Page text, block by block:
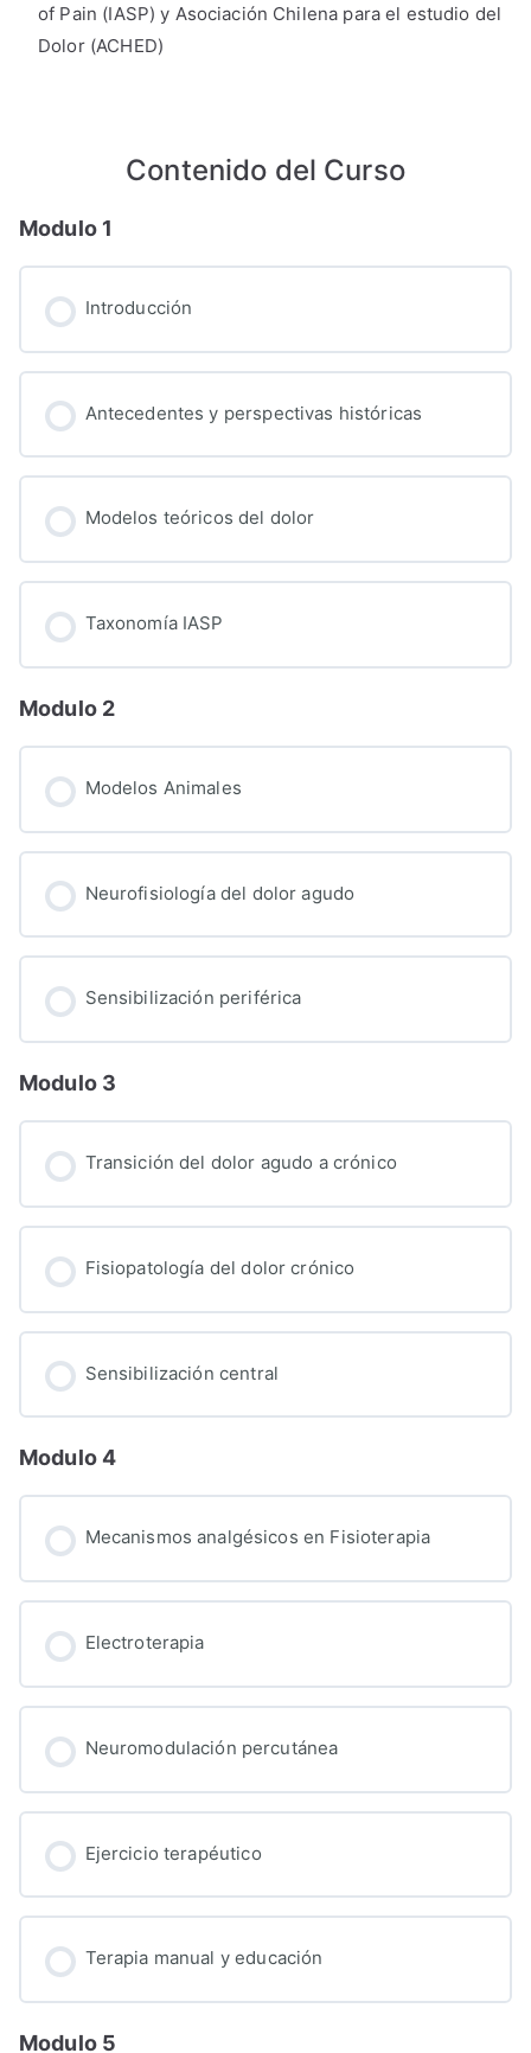
of Pain (IASP) y Asociación Chilena para el estudio del
Dolor (ACHED)
Contenido del Curso
Modulo 1
Introducción
Antecedentes y perspectivas históricas
Modelos teóricos del dolor
Taxonomía IASP
Modulo 2
Modelos Animales
Neurofisiología del dolor agudo
Sensibilización periférica
Modulo 3
Transición del dolor agudo a crónico
Fisiopatología del dolor crónico
Sensibilización central
Modulo 4
Mecanismos analgésicos en Fisioterapia
Electroterapia
Neuromodulación percutánea
Ejercicio terapéutico
Terapia manual y educación
Modulo 5